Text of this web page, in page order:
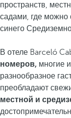
пространств,
садами, где можно
синего
В отеле Barceló
номеров, многие
разнообразное
преобладают
местной и